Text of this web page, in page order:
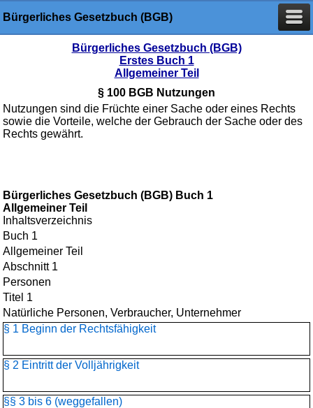
Bürgerliches Gesetzbuch (BGB)
Bürgerliches Gesetzbuch (BGB)
Erstes Buch 1
Allgemeiner Teil
§ 100 BGB Nutzungen
Nutzungen sind die Früchte einer Sache oder eines Rechts
sowie die Vorteile, welche der Gebrauch der Sache oder des
Rechts gewährt.
Bürgerliches Gesetzbuch (BGB) Buch 1
Allgemeiner Teil
Inhaltsverzeichnis
Buch 1
Allgemeiner Teil
Abschnitt 1
Personen
Titel 1
Natürliche Personen, Verbraucher, Unternehmer
§ 1 Beginn der Rechtsfähigkeit
§ 2 Eintritt der Volljährigkeit
§§ 3 bis 6 (weggefallen)